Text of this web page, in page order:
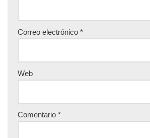
Correo electrónico *
Web
Comentario *